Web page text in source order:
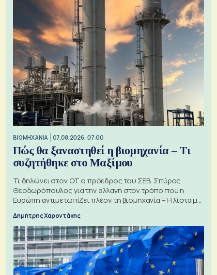
ΒΙΟΜΗΧΑΝΙΑ 07.08.2026, 07:00
Πώς θα ξαναστηθεί η βιομηχανία – Τι
συζητήθηκε στο Μαξίμου
Τι δηλώνει στον ΟΤ ο πρόεδρος του ΣΕΒ, Σπύρος
Θεοδωρόπουλος για την αλλαγή στον τρόπο που η
Ευρώπη αντιμετωπίζει πλέον τη βιομηχανία – Η λίστα με
Δημήτρης Χαροντάκης